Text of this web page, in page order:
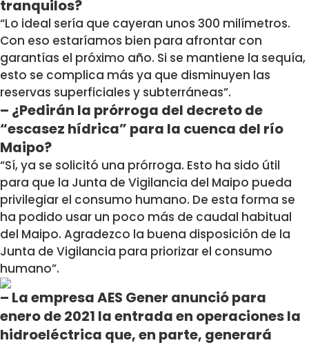
tranquilos?
“Lo ideal sería que cayeran unos 300 milímetros.
Con eso estaríamos bien para afrontar con
garantías el próximo año. Si se mantiene la sequía,
esto se complica más ya que disminuyen las
reservas superficiales y subterráneas”.
– ¿Pedirán la prórroga del decreto de
“escasez hídrica” para la cuenca del río
Maipo?
“Sí, ya se solicitó una prórroga. Esto ha sido útil
para que la Junta de Vigilancia del Maipo pueda
privilegiar el consumo humano. De esta forma se
ha podido usar un poco más de caudal habitual
del Maipo. Agradezco la buena disposición de la
Junta de Vigilancia para priorizar el consumo
humano”.
– La empresa AES Gener anunció para
enero de 2021 la entrada en operaciones la
hidroeléctrica que, en parte, generará